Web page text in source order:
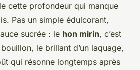
cette profondeur qui manque
Pas un simple édulcorant,
sucrée : le hon mirin, c’est
bouillon, le brillant d’un laquage,
qui résonne longtemps après